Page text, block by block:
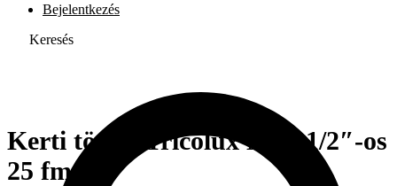
Bejelentkezés
Keresés
Kerti tömlő Tricolux NTS 1/2″-os
25 fm